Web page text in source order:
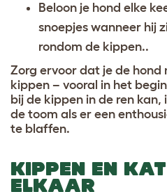
Beloon je hond elke
snoepjes wanneer hij
rondom de kippen..
Zorg ervoor dat je de hond
kippen – vooral in het
bij de kippen in de ren kan,
de toom als er een
te blaffen.
KIPPEN EN
ELKAAR